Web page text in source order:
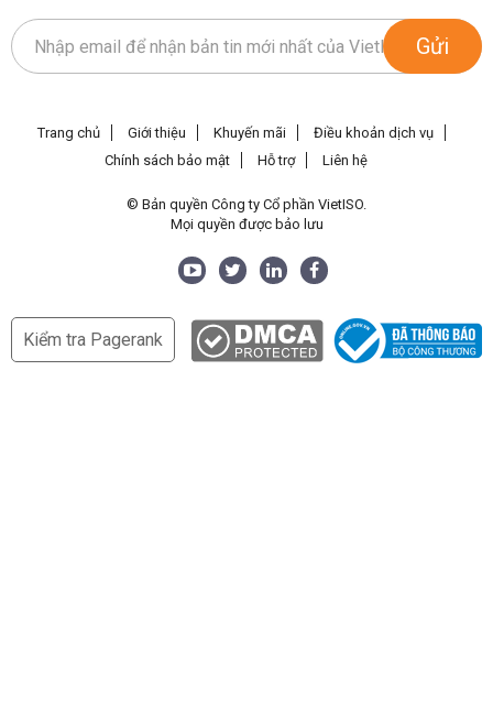
Gửi
Trang chủ Giới thiệu Khuyến mãi
Điều khoản dịch vụ
Chính sách bảo mật
Hỗ trợ Liên hệ
© Bản quyền Công ty Cổ phần VietISO.
Mọi quyền được bảo lưu
Kiểm tra Pagerank